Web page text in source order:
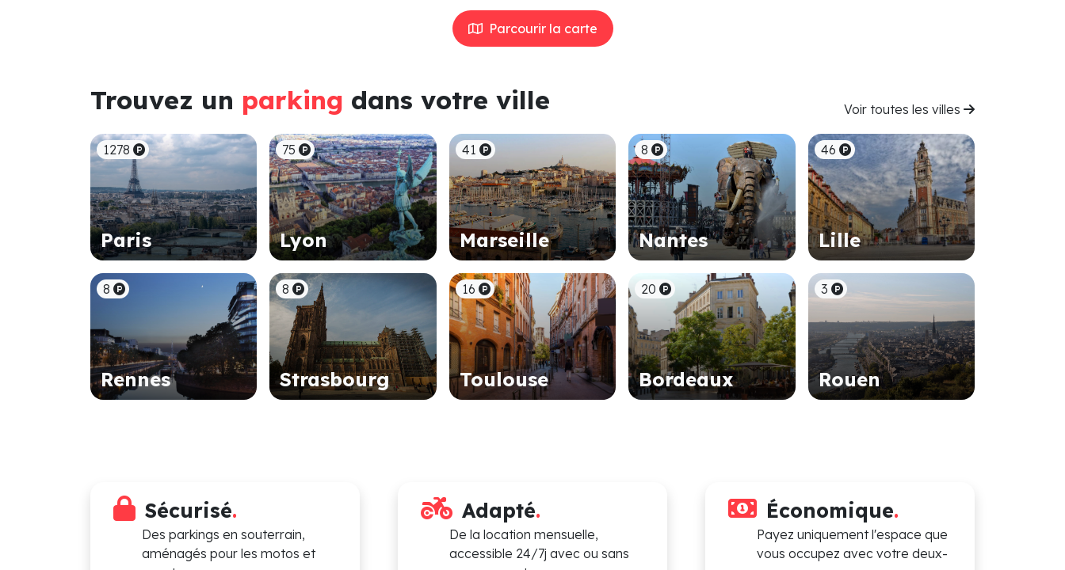
Parcourir la carte
Trouvez un parking dans votre ville Voir toutes les villes
1278
Paris
75
Lyon
41
Marseille
8
Nantes
46
Lille
8
Rennes
8
Strasbourg
16
Toulouse
20
Bordeaux
3
Rouen
Sécurisé.
Des parkings en souterrain,
aménagés pour les motos et
Adapté.
De la location mensuelle,
accessible 24/7j avec ou sans
Économique.
Payez uniquement l'espace que
vous occupez avec votre deux-